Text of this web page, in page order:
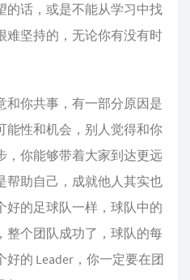
的话，或是不能从学习中找
难坚持的，无论你有没有时
和你共事，有一部分原因是
能性和机会，别人觉得和你
，你能够带着大家到达更远
帮助自己，成就他人其实也
好的足球队一样，球队中的
整个团队成功了，球队的每
的 Leader，你一定要在团